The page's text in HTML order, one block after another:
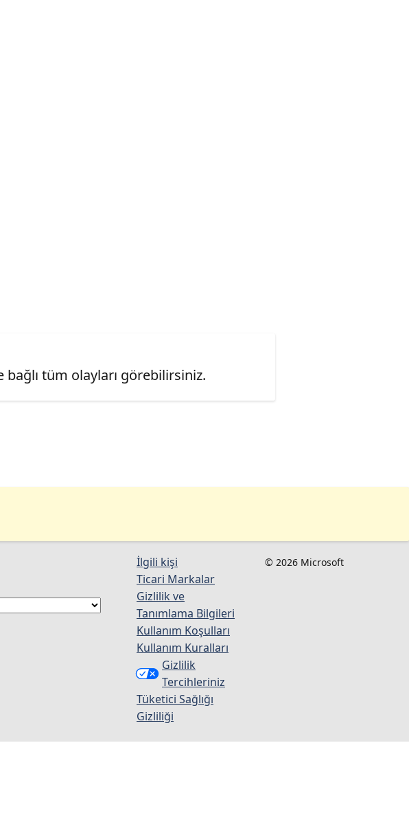
tüm olayları görebilirsiniz.
İlgili kişi
Ticari Markalar
Gizlilik ve
Tanımlama Bilgileri
Kullanım Koşulları
Kullanım Kuralları
Gizlilik
Tercihleriniz
Tüketici Sağlığı
Gizliliği
© 2026 Microsoft